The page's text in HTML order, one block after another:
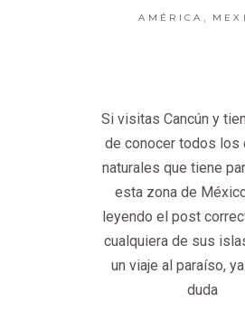
AMÉRICA
Si visitas Cancún y
de conocer todos los
naturales que tiene
esta zona de
leyendo el post
cualquiera de sus
un viaje al paraíso,
duda